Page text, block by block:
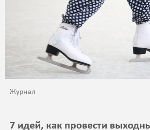
Журнал
7 идей, как провести